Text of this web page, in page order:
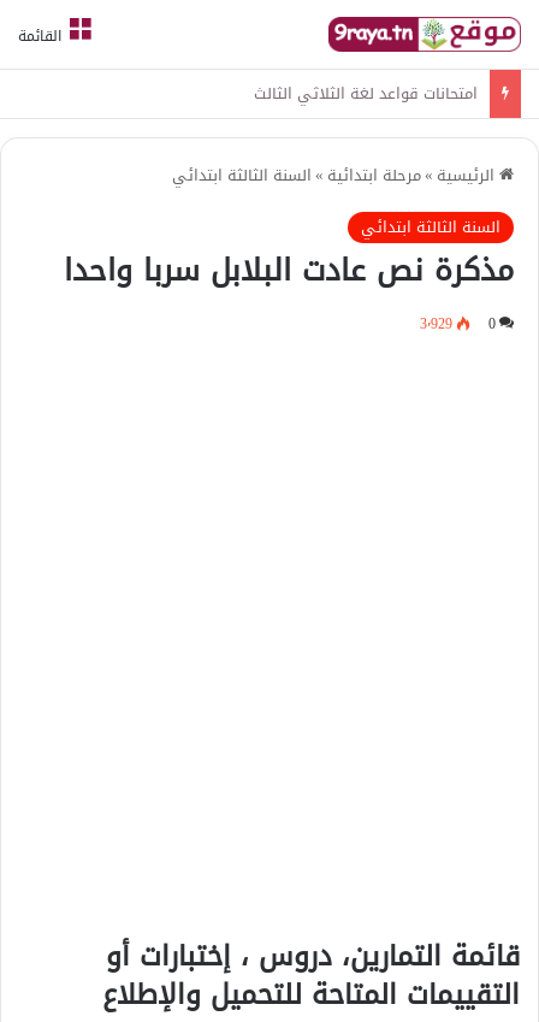
القائمة
امتحانات قواعد لغة الثلاثي الثالث
الرئيسية »مرحلة ابتدائية »السنة الثالثة ابتدائي
السنة الثالثة ابتدائي
مذكرة نص عادت البلابل سربا واحدا
0 3٬929
قائمة التمارين، دروس ، إختبارات أو
التقييمات المتاحة للتحميل والإطلاع